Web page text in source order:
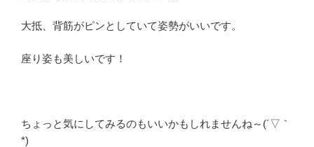
大抵、背筋がピンとしていて姿勢がいいです。
座り姿も美しいです！
ちょっと気にしてみるのもいいかもしれませんね～(´▽｀
*)